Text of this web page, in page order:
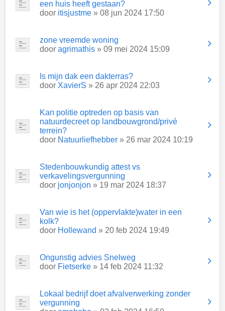
een huis heeft gestaan?
door itisjustme » 08 jun 2024 17:50
zone vreemde woning
door agrimathis » 09 mei 2024 15:09
Is mijn dak een dakterras?
door XavierS » 26 apr 2024 22:03
Kan politie optreden op basis van
natuurdecreet op landbouwgrond/privé
terrein?
door Natuurliefhebber » 26 mar 2024 10:19
Stedenbouwkundig attest vs
verkavelingsvergunning
door jonjonjon » 19 mar 2024 18:37
Van wie is het (oppervlakte)water in een
kolk?
door Hollewand » 20 feb 2024 19:49
Ongunstig advies Snelweg
door Fietserke » 14 feb 2024 11:32
Lokaal bedrijf doet afvalverwerking zonder
vergunning